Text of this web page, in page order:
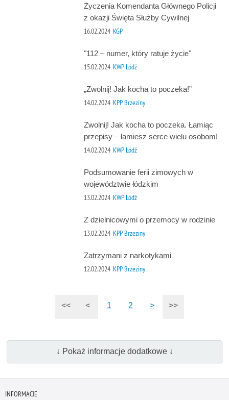
Życzenia Komendanta Głównego Policji
z okazji Święta Służby Cywilnej
16.02.2024 KGP
"112 – numer, który ratuje życie"
15.02.2024 KWP Łódź
„Zwolnij! Jak kocha to poczeka!”
14.02.2024 KPP Brzeziny
Zwolnij! Jak kocha to poczeka. Łamiąc
przepisy – łamiesz serce wielu osobom!
14.02.2024 KWP Łódź
Podsumowanie ferii zimowych w
województwie łódzkim
13.02.2024 KWP Łódź
Z dzielnicowymi o przemocy w rodzinie
13.02.2024 KPP Brzeziny
Zatrzymani z narkotykami
12.02.2024 KPP Brzeziny
<< < 1 2 > >>
↓ Pokaż informacje dodatkowe ↓
INFORMACJE